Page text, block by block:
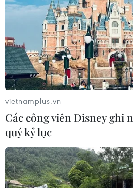
vietnamplus.vn
Các công viên Disney ghi
quý kỷ lục